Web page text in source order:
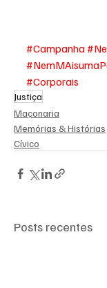
#Campanha
#Corporais
Justiça
Maçonaria
Memórias & Histórias
Cívico
Posts recentes